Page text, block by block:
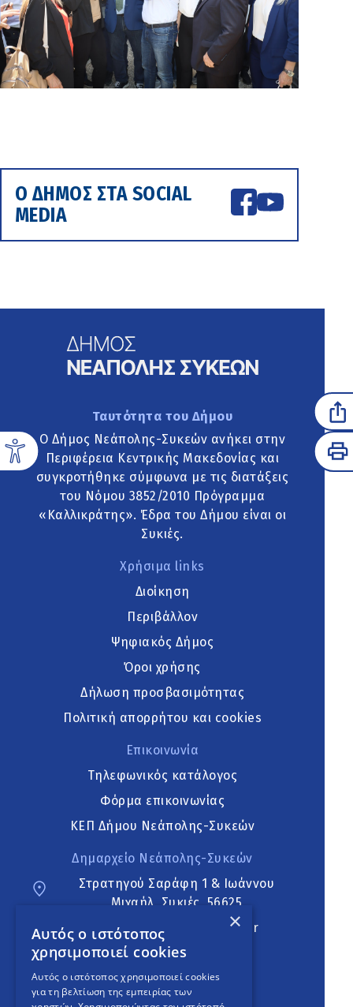
Ο ΔΗΜΟΣ ΣΤΑ SOCIAL
MEDIA
Ταυτότητα του Δήμου
Ο Δήμος Νεάπολης-Συκεών ανήκει στην
Περιφέρεια Κεντρικής Μακεδονίας και
συγκροτήθηκε σύμφωνα με τις διατάξεις
του Νόμου 3852/2010 Πρόγραμμα
«Καλλικράτης». Έδρα του Δήμου είναι οι
Συκιές.
Χρήσιμα links
Διοίκηση
Περιβάλλον
Ψηφιακός Δήμος
Όροι χρήσης
Δήλωση προσβασιμότητας
Πολιτική απορρήτου και cookies
Επικοινωνία
Τηλεφωνικός κατάλογος
Φόρμα επικοινωνίας
ΚΕΠ Δήμου Νεάπολης-Συκεών
Δημαρχείο Νεάπολης-Συκεών
Στρατηγού Σαράφη 1 & Ιωάννου
Μιχαήλ, Συκιές, 56625
neapoli.sykies@ddt.gov.gr
Ακολουθήστε
×
Αυτός ο ιστότοπος
χρησιμοποιεί cookies
Αυτός ο ιστότοπος χρησιμοποιεί cookies
για τη βελτίωση της εμπειρίας των